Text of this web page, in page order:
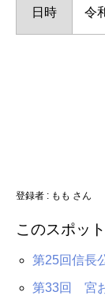
日時 令
登録者 : もも さん
このスポッ
第25回信長
第33回 宮